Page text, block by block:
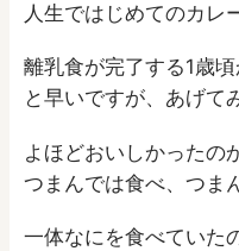
人生ではじめてのカレ
離乳食が完了する1歳
と早いですが、あげて
よほどおいしかったの
つまんでは食べ、つま
一体なにを食べていた